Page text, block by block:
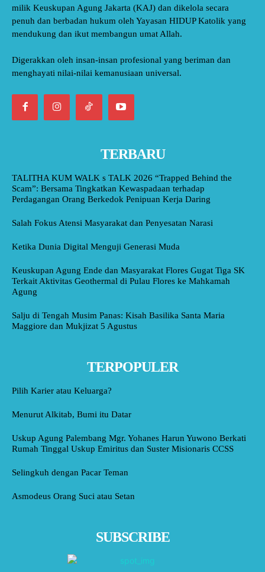
milik Keuskupan Agung Jakarta (KAJ) dan dikelola secara
penuh dan berbadan hukum oleh Yayasan HIDUP Katolik yang
mendukung dan ikut membangun umat Allah.
Digerakkan oleh insan-insan profesional yang beriman dan
menghayati nilai-nilai kemanusiaan universal.
TERBARU
TALITHA KUM WALK s TALK 2026 “Trapped Behind the
Scam”: Bersama Tingkatkan Kewaspadaan terhadap
Perdagangan Orang Berkedok Penipuan Kerja Daring
Salah Fokus Atensi Masyarakat dan Penyesatan Narasi
Ketika Dunia Digital Menguji Generasi Muda
Keuskupan Agung Ende dan Masyarakat Flores Gugat Tiga SK
Terkait Aktivitas Geothermal di Pulau Flores ke Mahkamah
Agung
Salju di Tengah Musim Panas: Kisah Basilika Santa Maria
Maggiore dan Mukjizat 5 Agustus
TERPOPULER
Pilih Karier atau Keluarga?
Menurut Alkitab, Bumi itu Datar
Uskup Agung Palembang Mgr. Yohanes Harun Yuwono Berkati
Rumah Tinggal Uskup Emiritus dan Suster Misionaris CCSS
Selingkuh dengan Pacar Teman
Asmodeus Orang Suci atau Setan
SUBSCRIBE